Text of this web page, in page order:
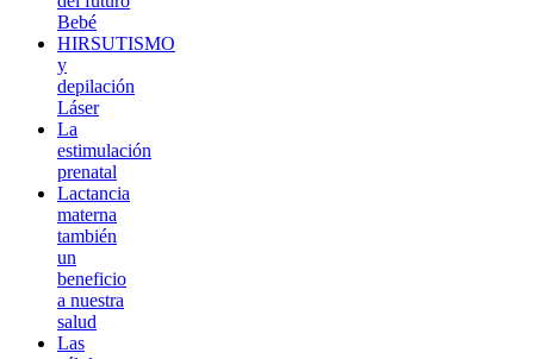
Bebé
HIRSUTISMO
y
depilación
Láser
La
estimulación
prenatal
Lactancia
materna
también
un
beneficio
a nuestra
salud
Las